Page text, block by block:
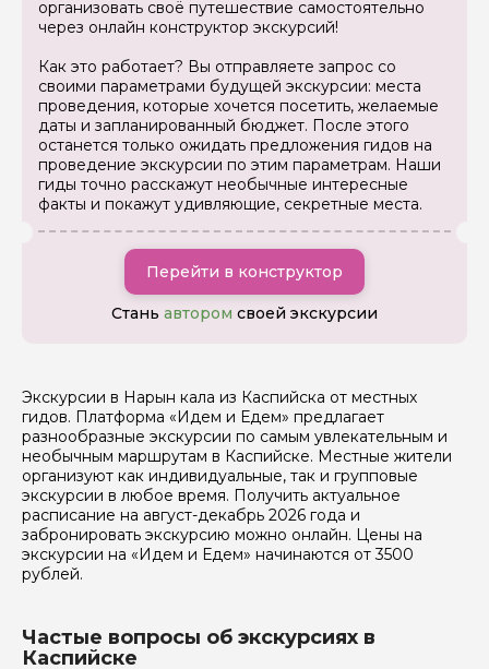
организовать своё путешествие самостоятельно
через онлайн конструктор экскурсий!
Как это работает? Вы отправляете запрос со
своими параметрами будущей экскурсии: места
проведения, которые хочется посетить, желаемые
даты и запланированный бюджет. После этого
останется только ожидать предложения гидов на
проведение экскурсии по этим параметрам. Наши
гиды точно расскажут необычные интересные
факты и покажут удивляющие, секретные места.
Перейти в конструктор
Стань автором своей экскурсии
Экскурсии в Нарын кала из Каспийска от местных
гидов. Платформа «Идем и Едем» предлагает
разнообразные экскурсии по самым увлекательным и
необычным маршрутам в Каспийске. Местные жители
организуют как индивидуальные, так и групповые
экскурсии в любое время. Получить актуальное
расписание на август-декабрь 2026 года и
забронировать экскурсию можно онлайн. Цены на
экскурсии на «Идем и Едем» начинаются от 3500
рублей.
Частые вопросы об экскурсиях в
Каспийске
Задайте свой вопрос гиду
Ваша электронная почта
Вопросы и комментарии
Если у вас есть интересующие вопросы, можете их
задать
Я даю своё согласие на обработку персональных
данных